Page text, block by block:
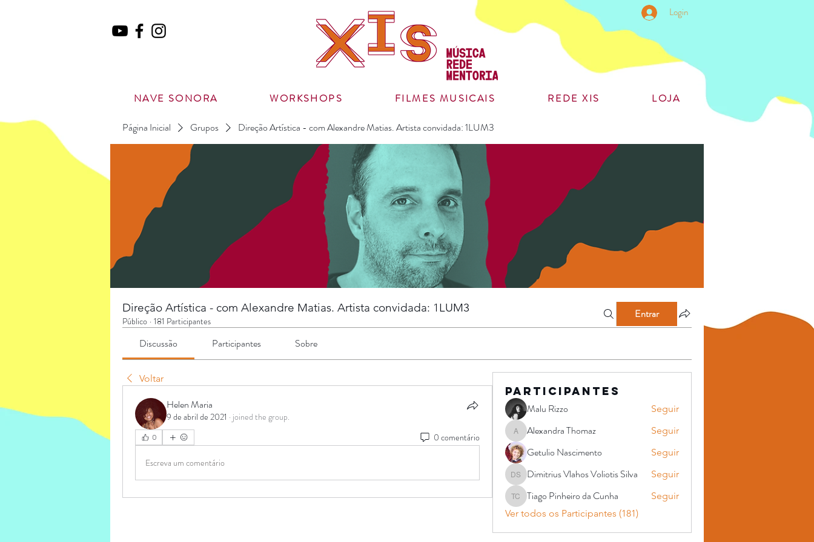
Login
NAVE SONORA WORKSHOPS FILMES MUSICAIS REDE XIS LOJA
Página Inicial Grupos Direção Artística - com Alexandre Matias. Artista convidada: 1LUM3
Direção Artística - com Alexandre Matias. Artista convidada: 1LUM3
Público · 181 Participantes
Entrar
Discussão Participantes Sobre
Voltar
Helen Maria
9 de abril de 2021 · joined the group.
0 0 comentário
Escreva um comentário
Participantes
Malu Rizzo
Seguir
Alexandra Thomaz
Alexandra Thomaz Seguir
Getulio Nascimento Seguir
Dimitrius Vlahos Voliotis Silva
Dimitrius Vlahos Voliotis Silva Seguir
Tiago Pinheiro da Cunha
Tiago Pinheiro da Cunha
Seguir
Ver todos os Participantes (181)